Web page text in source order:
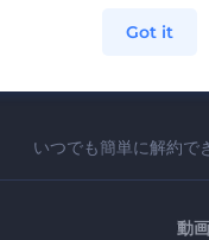
いつでも簡単に解約で
動
Got it